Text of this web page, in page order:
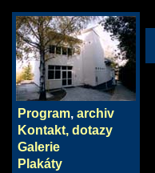
Program, archiv
Kontakt, dotazy
Galerie
Plakáty